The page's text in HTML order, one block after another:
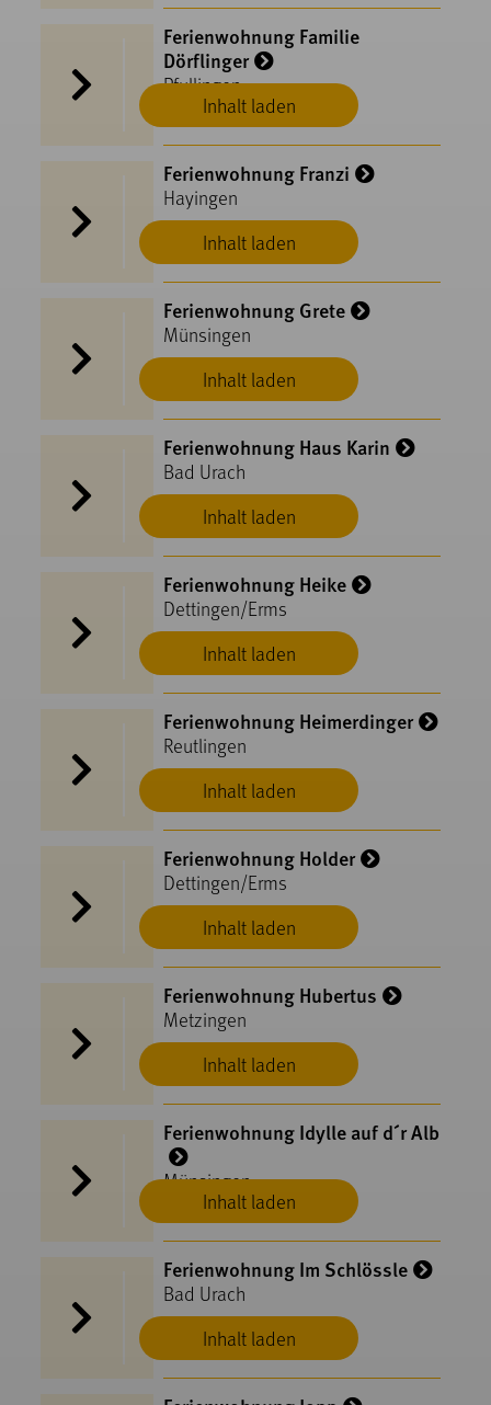
Inhalt laden
Ferienwohnung Familie
Dörflinger
Pfullingen
Inhalt laden
Ferienwohnung Franzi
Hayingen
Inhalt laden
Ferienwohnung Grete
Münsingen
Inhalt laden
Ferienwohnung Haus Karin
Bad Urach
Inhalt laden
Ferienwohnung Heike
Dettingen/Erms
Inhalt laden
Ferienwohnung Heimerdinger
Reutlingen
Inhalt laden
Ferienwohnung Holder
Dettingen/Erms
Inhalt laden
Ferienwohnung Hubertus
Metzingen
Inhalt laden
Ferienwohnung Idylle auf d´r Alb
Münsingen
Inhalt laden
Ferienwohnung Im Schlössle
Bad Urach